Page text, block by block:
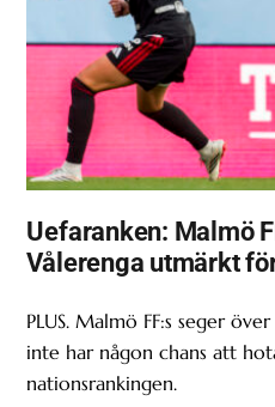
Uefaranken: Malmö
Vålerenga utmärkt
PLUS. Malmö FF:s seger
inte har någon chans att
nationsrankingen.